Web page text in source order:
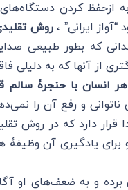
ازحفظ کردن
ایرانی” ،روش
که بطور طبیعی
از آنها که به دلیلی
هر انسان با حنجرۀ سالم
ناتوانی و رفع آن را
دارد که در روش
یادگیری آن وظیفۀ
و به ضعف‌های او